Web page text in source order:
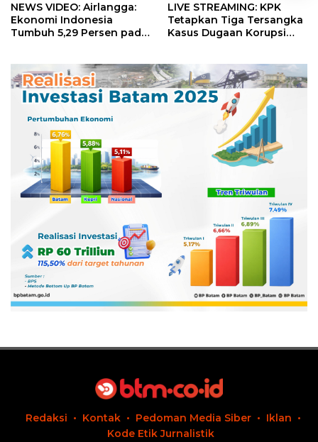
NEWS VIDEO: Airlangga:
Ekonomi Indonesia
Tumbuh 5,29 Persen pada
LIVE STREAMING: KPK
Tetapkan Tiga Tersangka
Kasus Dugaan Korupsi
Redaksi Kontak Pedoman Media Siber
Iklan
Kode Etik Jurnalistik